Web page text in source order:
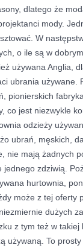
dlatego że
mody.
W
o ile są w
używana Anglia,
ubrania używane.
pionierskich
co jest niezwykle
odzieży
ubrań, męskich,
nie mają żadnych
zdziwią.
hurtownia,
może z tej oferty
dużych
z tym też w
używaną. To